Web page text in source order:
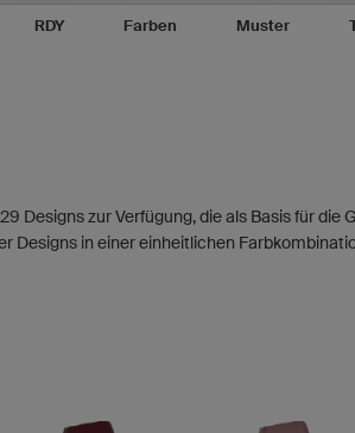
RDY Farben Muster
Designs zur Verfügung, die als Basis für
Designs in einer einheitlichen